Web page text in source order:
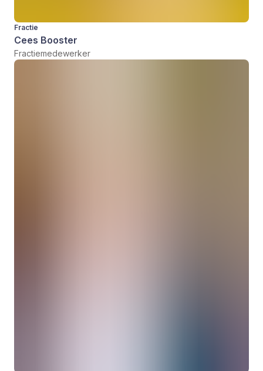
Fractie
Cees Booster
Fractiemedewerker